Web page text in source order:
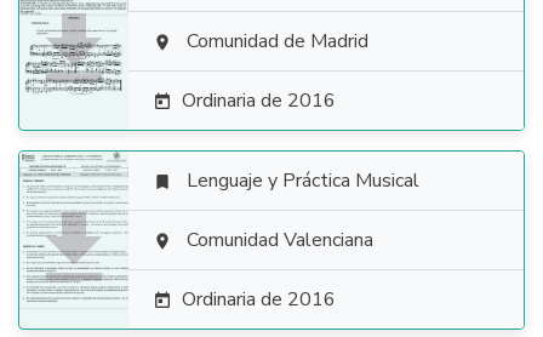
  Comunidad de Madrid
 Ordinaria de 2016

 Lenguaje y Práctica Musical
 Comunidad Valenciana
 Ordinaria de 2016